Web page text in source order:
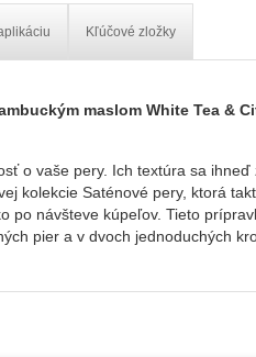
Kľúčové zložky
maslom White Tea &
o vaše pery. Ich textúra sa
kolekcie Saténové pery, ktorá
po návšteve kúpeľov. Tieto
pier a v dvoch jednoduchých